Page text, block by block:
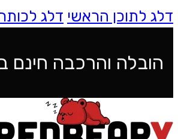
דלג לתוכן הראשי דלג
הובלה והרכבה